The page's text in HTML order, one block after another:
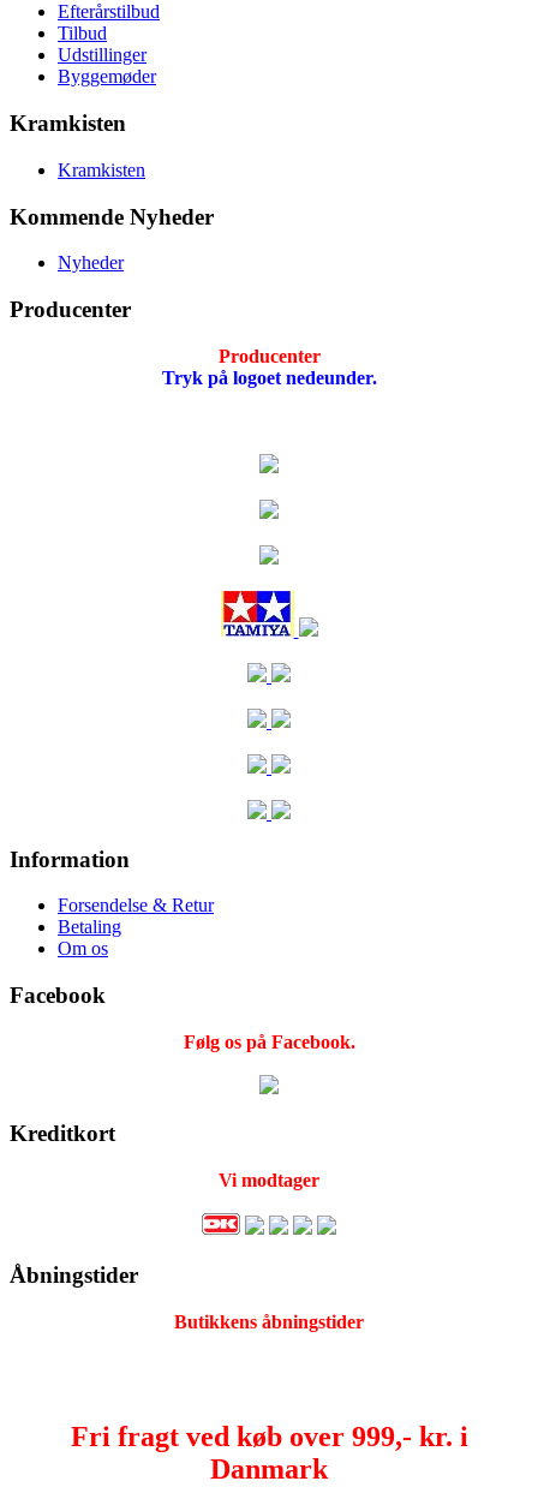
Efterårstilbud
Tilbud
Udstillinger
Byggemøder
Kramkisten
Kramkisten
Kommende Nyheder
Nyheder
Producenter
Producenter
Tryk på logoet nedeunder.
Information
Forsendelse & Retur
Betaling
Om os
Facebook
Følg os på Facebook.
Kreditkort
Vi modtager
Åbningstider
Butikkens åbningstider
Fri fragt ved køb over 999,- kr. i
Danmark